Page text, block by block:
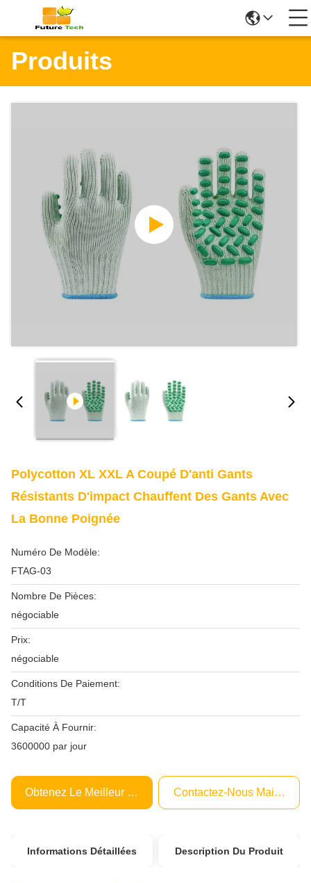
Produits
Polycotton XL XXL A Coupé D'anti Gants
Résistants D'impact Chauffent Des Gants Avec
La Bonne Poignée
Numéro De Modèle:
FTAG-03
Nombre De Pièces:
négociable
Prix:
négociable
Conditions De Paiement:
T/T
Capacité À Fournir:
3600000 par jour
Obtenez Le Meilleur Prix Contactez-Nous Maintenant
Informations Détaillées Description Du Produit